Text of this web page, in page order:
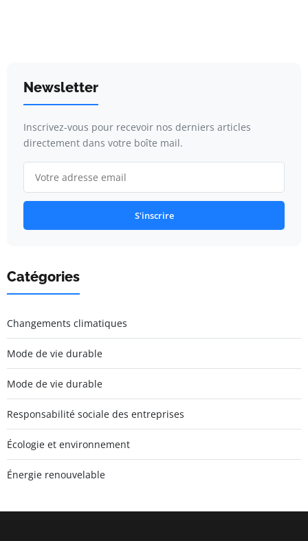
Newsletter
Inscrivez-vous pour recevoir nos derniers articles
directement dans votre boîte mail.
S'inscrire
Catégories
Changements climatiques
Mode de vie durable
Mode de vie durable
Responsabilité sociale des entreprises
Écologie et environnement
Énergie renouvelable